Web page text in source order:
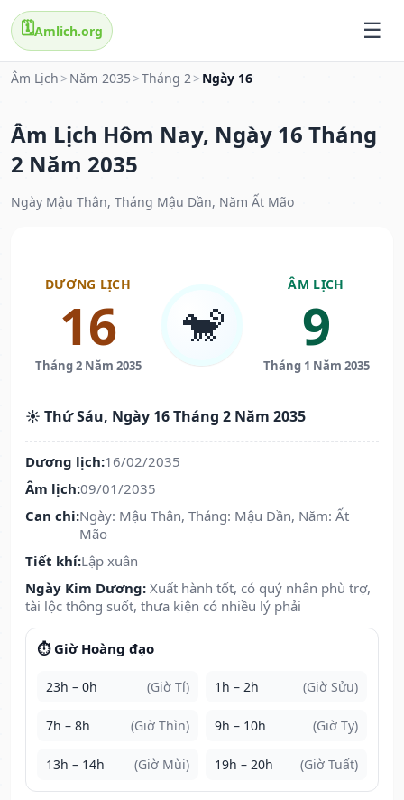
🗓️Amlich.org
Âm Lịch > Năm 2035 >Tháng 2> Ngày 16
Âm Lịch Hôm Nay, Ngày 16 Tháng
2 Năm 2035
Ngày Mậu Thân, Tháng Mậu Dần, Năm Ất Mão
DƯƠNG LỊCH
16
Tháng 2 Năm 2035
🐒
ÂM LỊCH
9
Tháng 1 Năm 2035
☀️ Thứ Sáu, Ngày 16 Tháng 2 Năm 2035
Dương lịch:16/02/2035
Âm lịch:09/01/2035
Can chi:Ngày: Mậu Thân, Tháng: Mậu Dần, Năm: Ất
Mão
Tiết khí:Lập xuân
Ngày Kim Dương: Xuất hành tốt, có quý nhân phù trợ,
tài lộc thông suốt, thưa kiện có nhiều lý phải
⏱️ Giờ Hoàng đạo
23h – 0h (Giờ Tí) 1h – 2h (Giờ Sửu)
7h – 8h (Giờ Thìn) 9h – 10h (Giờ Tỵ)
13h – 14h (Giờ Mùi) 19h – 20h (Giờ Tuất)